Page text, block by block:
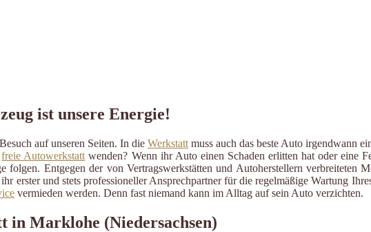
ist unsere Energie!
auf unseren Seiten. In die Werkstatt muss auch das beste Auto irgendwann
freie Autowerkstatt wenden? Wenn ihr Auto einen Schaden erlitten hat oder eine
folgen. Entgegen der von Vertragswerkstätten und Autoherstellern verbreiteten
erster und stets professioneller Ansprechpartner für die regelmäßige Wartung
vermieden werden. Denn fast niemand kann im Alltag auf sein Auto verzichten.
in Marklohe (Niedersachsen)